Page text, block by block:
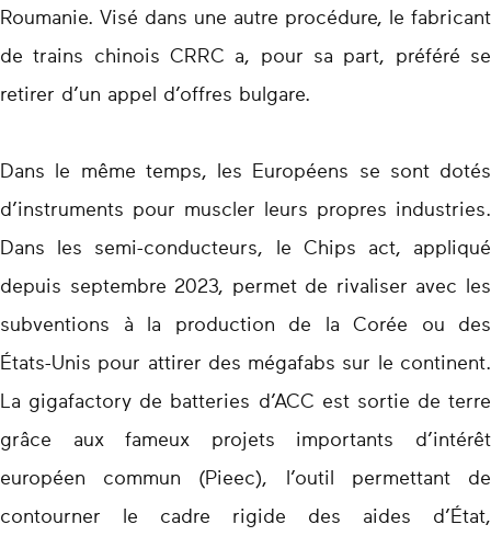
Roumanie. Visé dans une autre procédure, le fabricant
de trains chinois CRRC a, pour sa part, préféré se
retirer d’un appel d’offres bulgare.
Dans le même temps, les Européens se sont dotés
d’instruments pour muscler leurs propres industries.
Dans les semi-conducteurs, le Chips act, appliqué
depuis septembre 2023, permet de rivaliser avec les
subventions à la production de la Corée ou des
États-Unis pour attirer des mégafabs sur le continent.
La gigafactory de batteries d’ACC est sortie de terre
grâce aux fameux projets importants d’intérêt
européen commun (Pieec), l’outil permettant de
contourner le cadre rigide des aides d’État,